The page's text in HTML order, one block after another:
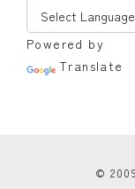
Powered by
Translate
©